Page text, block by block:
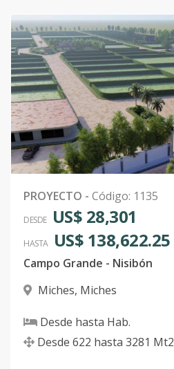
PROYECTO - Código: 1135
DESDE US$ 28,301
HASTA US$ 138,622.25
Campo Grande - Nisibón
Miches, Miches
Desde hasta Hab.
Desde 622 hasta 3281 Mt2